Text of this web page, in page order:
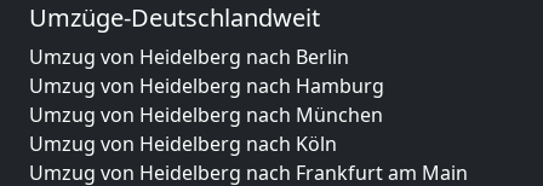
Umzüge-Deutschlandweit
Umzug von Heidelberg nach Berlin
Umzug von Heidelberg nach Hamburg
Umzug von Heidelberg nach München
Umzug von Heidelberg nach Köln
Umzug von Heidelberg nach Frankfurt am Main